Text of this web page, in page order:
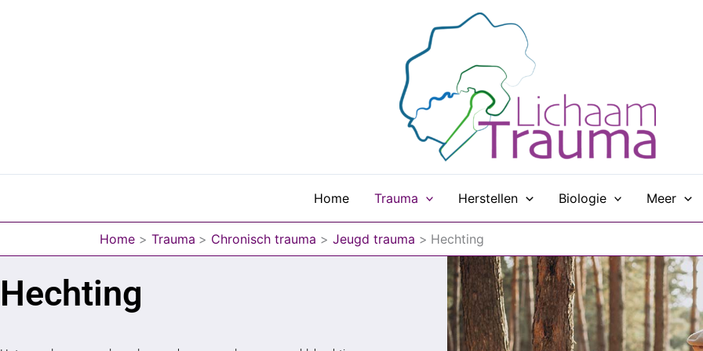
Home Trauma Herstellen Biologie Meer
Home Trauma Chronisch trauma Jeugd trauma Hechting
Hechting